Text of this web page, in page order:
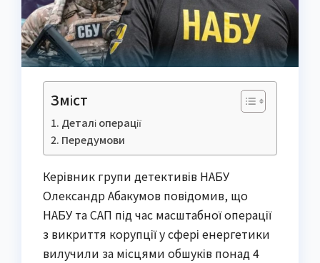
Зміст
Деталі операції
Передумови
Керівник групи детективів НАБУ
Олександр Абакумов повідомив, що
НАБУ та САП під час масштабної операції
з викриття корупції у сфері енергетики
вилучили за місцями обшуків понад 4